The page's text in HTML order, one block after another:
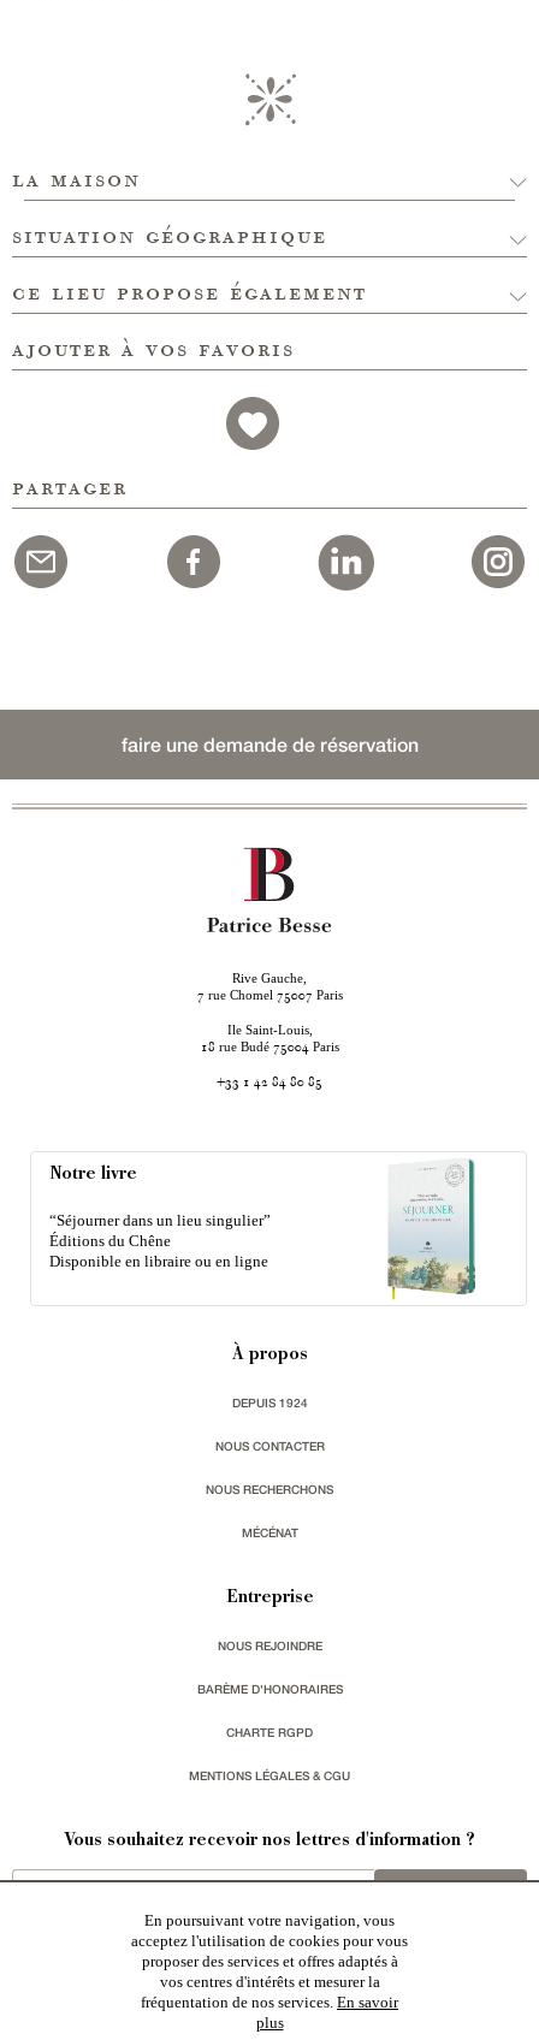
la maison
situation géographique
ce lieu propose également
ajouter à vos favoris
partager
faire une demande de réservation
Rive Gauche,
7 rue Chomel 75007 Paris
Ile Saint-Louis,
18 rue Budé 75004 Paris
+33 1 42 84 80 85
Notre livre
“Séjourner dans un lieu singulier”
Éditions du Chêne
Disponible en libraire ou en ligne
À propos
DEPUIS 1924
NOUS CONTACTER
NOUS RECHERCHONS
MÉCÉNAT
Entreprise
NOUS REJOINDRE
BARÈME D'HONORAIRES
CHARTE RGPD
MENTIONS LÉGALES & CGU
Vous souhaitez recevoir nos lettres d'information ?
Patrice Besse est une agence immobilière basée à Paris, ayant créé un réseau national spécialisé
En poursuivant votre navigation, vous
acceptez l'utilisation de cookies pour vous
proposer des services et offres adaptés à
vos centres d'intérêts et mesurer la
fréquentation de nos services. En savoir
plus